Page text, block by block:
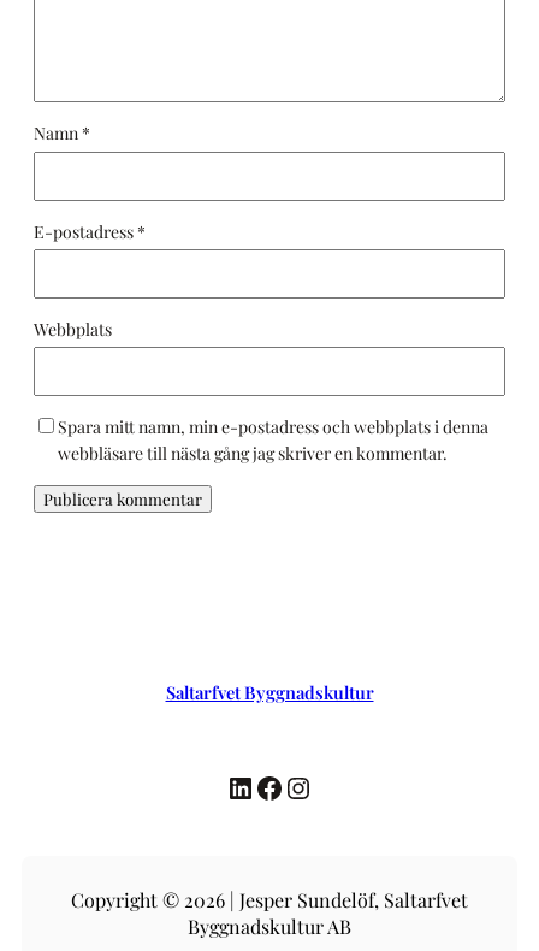
Namn *
E-postadress *
Webbplats
Spara mitt namn, min e-postadress och webbplats i denna
webbläsare till nästa gång jag skriver en kommentar.
Saltarfvet Byggnadskultur
LinkedIn Facebook Instagram
Copyright © 2026 | Jesper Sundelöf, Saltarfvet
Byggnadskultur AB